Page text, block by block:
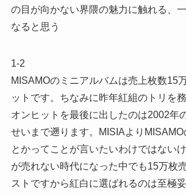
の目が向かない界隈の魅力に触れる、
なると思う
1-2
MISAMOのミニアルバムは売上枚数15
ットです。ちなみに昨年紅組のトリを
オンヒットを最後に出したのは2002年
せいまで遡ります。MISIAより
とかってことが言いたいわけではない
が売れない時代になった中でも15万枚
ストですから紅白に選ばれるのは至極